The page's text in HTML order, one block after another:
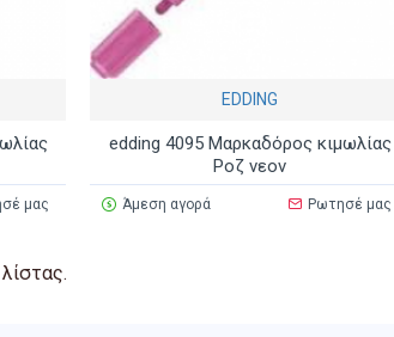
μας
EDDING
edding 4095 Μαρκαδόρος κιμωλίας
Ροζ νεον
Άμεση αγορά Ρωτησέ μας